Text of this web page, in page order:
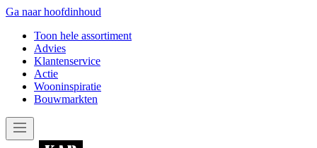
Ga naar hoofdinhoud
Toon hele assortiment
Advies
Klantenservice
Actie
Wooninspiratie
Bouwmarkten